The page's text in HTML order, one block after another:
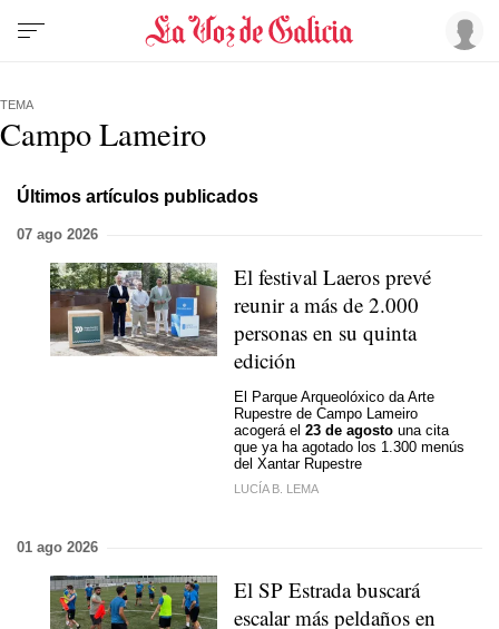
TEMA
Campo Lameiro
Últimos artículos publicados
07 ago 2026
El festival Laeros prevé
reunir a más de 2.000
personas en su quinta
edición
El Parque Arqueolóxico da Arte
Rupestre de Campo Lameiro
acogerá el 23 de agosto una cita
que ya ha agotado los 1.300 menús
del Xantar Rupestre
LUCÍA B. LEMA
01 ago 2026
El SP Estrada buscará
escalar más peldaños en